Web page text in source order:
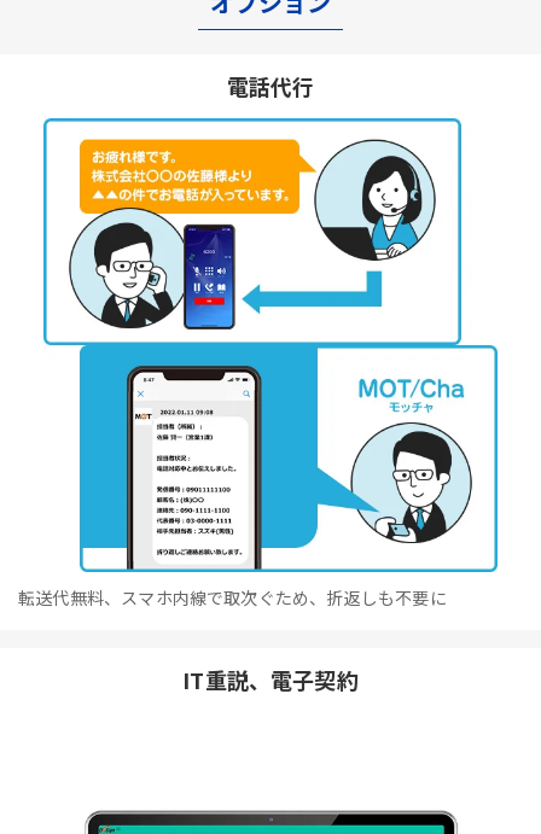
電話代行
転送代無料、スマホ内線で取次ぐため、折返しも不要に
IT重説、電子契約